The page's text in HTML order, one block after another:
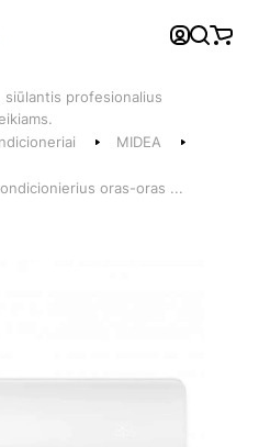
profesionalius
MIDEA
oras-oras ...